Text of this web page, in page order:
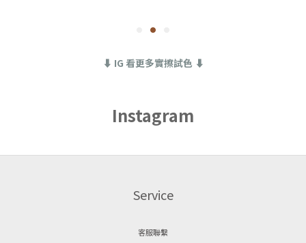
⬇ IG 看更多實擦試色 ⬇
Instagram
Service
客服聯繫